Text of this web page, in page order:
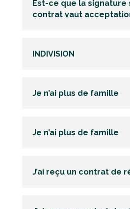
Est-ce que la signature
contrat vaut
INDIVISION
Je n’ai plus de famille
Je n’ai plus de famille
J’ai reçu un contrat de